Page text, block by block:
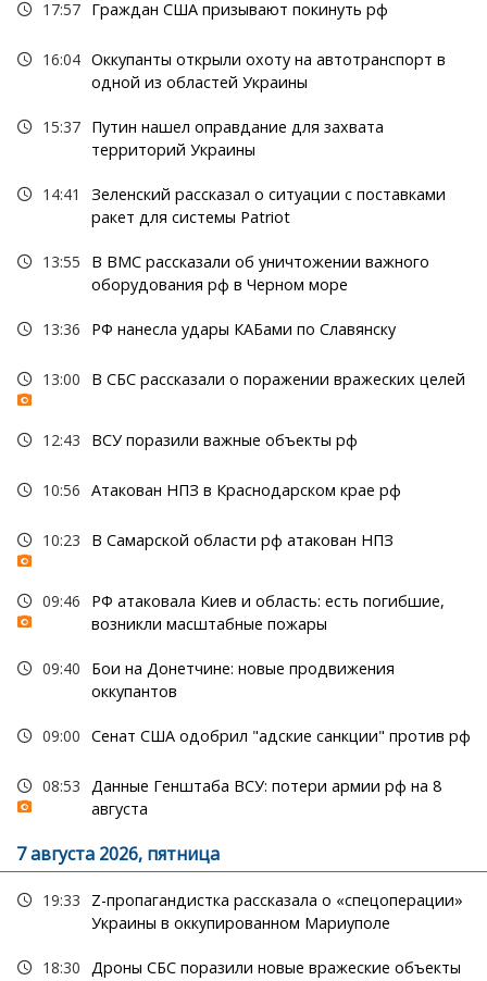
17:57 Граждан США призывают покинуть рф
16:04 Оккупанты открыли охоту на автотранспорт в
одной из областей Украины
15:37 Путин нашел оправдание для захвата
территорий Украины
14:41
Зеленский рассказал о ситуации с поставками
ракет для системы Patriot
13:55
В ВМС рассказали об уничтожении важного
оборудования рф в Черном море
13:36 РФ нанесла удары КАБами по Славянску
13:00 В СБС рассказали о поражении вражеских целей
12:43 ВСУ поразили важные объекты рф
10:56 Атакован НПЗ в Краснодарском крае рф
10:23 В Самарской области рф атакован НПЗ
09:46
РФ атаковала Киев и область: есть погибшие,
возникли масштабные пожары
09:40
Бои на Донетчине: новые продвижения
оккупантов
09:00 Сенат США одобрил "адские санкции" против рф
08:53 Данные Генштаба ВСУ: потери армии рф на 8
августа
7 августа 2026, пятница
19:33
Z-пропагандистка рассказала о «спецоперации»
Украины в оккупированном Мариуполе
18:30 Дроны СБС поразили новые вражеские объекты